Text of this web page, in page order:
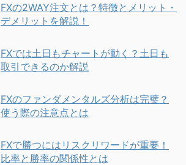
FXの2WAY注文とは？特徴とメリット・
デメリットを解説！
FXでは土日もチャートが動く？土日も
取引できるのか解説
FXのファンダメンタルズ分析は完璧？
使う際の注意点とは
FXで勝つにはリスクリワードが重要！
比率と勝率の関係性とは